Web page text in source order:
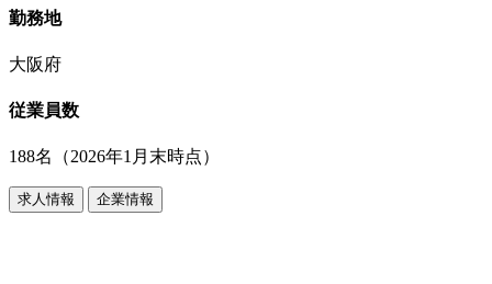
勤務地
大阪府
従業員数
188名（2026年1月末時点）
求人情報 企業情報